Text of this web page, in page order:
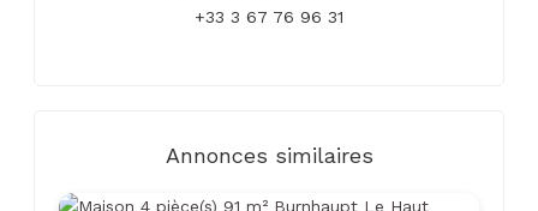
+33 3 67 76 96 31
Annonces similaires